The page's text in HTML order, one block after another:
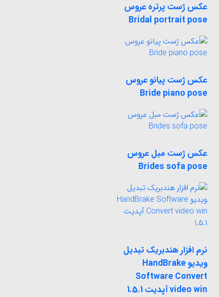
عکس ژست پرتره عروس
Bridal portrait pose
عکس ژست پیانو عروس
Bride piano pose
عکس ژست مبل عروس
Brides sofa pose
نرم افزار هندبریک تبدیل
ویدیو HandBrake
Software Convert
video win آپدیت 1.5.1